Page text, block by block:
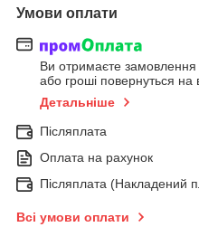
Умови оплати
Ви отримаєте замовлення
або гроші повернуться на
Детальніше
Післяплата
Оплата на рахунок
Післяплата (Накладений
Всі умови оплати